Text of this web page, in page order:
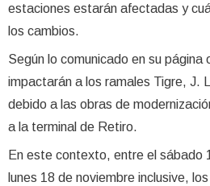
estaciones estarán afectadas y
los cambios.
Según lo comunicado en su página
impactarán a los ramales Tigre, J.
debido a las obras de
a la terminal de Retiro.
En este contexto, entre el sábado
lunes 18 de noviembre inclusive,